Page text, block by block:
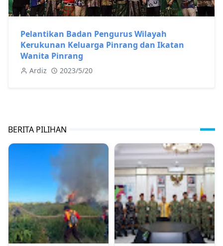
Pelantikan Badan Pengurus Wilayah
Kerukunan Keluarga Pinrang dan Ikatan
Wanita Pinrang
Ardiz 2023/5/20
BERITA PILIHAN